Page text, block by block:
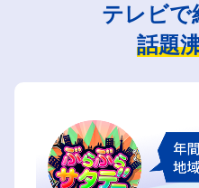
テレビで
話題